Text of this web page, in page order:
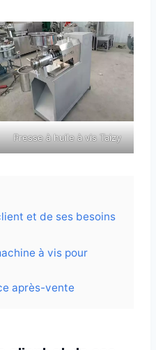
Presse à huile à vis Taizy
et de ses besoins
à vis pour
après-vente